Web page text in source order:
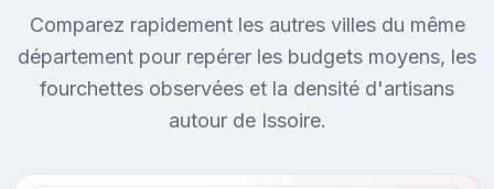
Comparez rapidement les autres villes du même
département pour repérer les budgets moyens, les
fourchettes observées et la densité d'artisans
autour de Issoire.